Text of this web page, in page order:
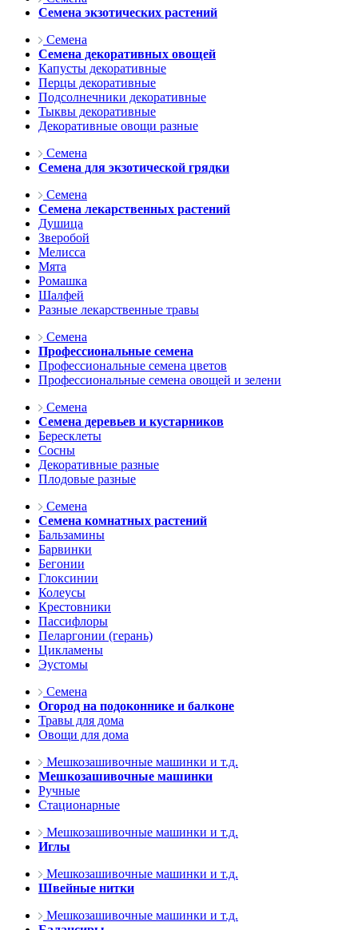
Семена экзотических растений
Семена
Семена декоративных овощей
Капусты декоративные
Перцы декоративные
Подсолнечники декоративные
Тыквы декоративные
Декоративные овощи разные
Семена
Семена для экзотической грядки
Семена
Семена лекарственных растений
Душица
Зверобой
Мелисса
Мята
Ромашка
Шалфей
Разные лекарственные травы
Семена
Профессиональные семена
Профессиональные семена цветов
Профессиональные семена овощей и зелени
Семена
Семена деревьев и кустарников
Бересклеты
Сосны
Декоративные разные
Плодовые разные
Семена
Семена комнатных растений
Бальзамины
Барвинки
Бегонии
Глоксинии
Колеусы
Крестовники
Пассифлоры
Пеларгонии (герань)
Цикламены
Эустомы
Семена
Огород на подоконнике и балконе
Травы для дома
Овощи для дома
Мешкозашивочные машинки и т.д.
Мешкозашивочные машинки
Ручные
Стационарные
Мешкозашивочные машинки и т.д.
Иглы
Мешкозашивочные машинки и т.д.
Швейные нитки
Мешкозашивочные машинки и т.д.